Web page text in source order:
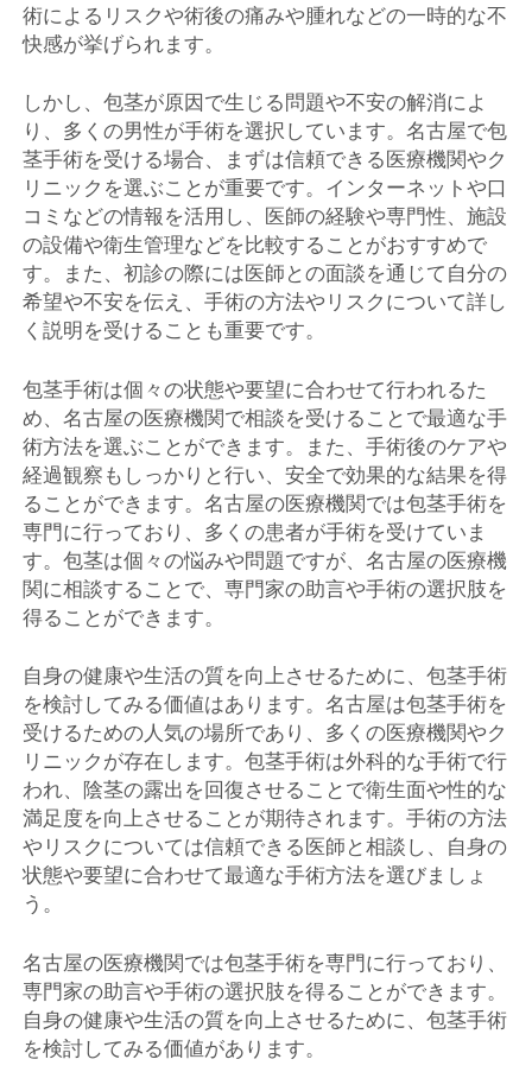
術によるリスクや術後の痛みや腫れなどの一時的な不
快感が挙げられます。
しかし、包茎が原因で生じる問題や不安の解消によ
り、多くの男性が手術を選択しています。名古屋で包
茎手術を受ける場合、まずは信頼できる医療機関やク
リニックを選ぶことが重要です。インターネットや口
コミなどの情報を活用し、医師の経験や専門性、施設
の設備や衛生管理などを比較することがおすすめで
す。また、初診の際には医師との面談を通じて自分の
希望や不安を伝え、手術の方法やリスクについて詳し
く説明を受けることも重要です。
包茎手術は個々の状態や要望に合わせて行われるた
め、名古屋の医療機関で相談を受けることで最適な手
術方法を選ぶことができます。また、手術後のケアや
経過観察もしっかりと行い、安全で効果的な結果を得
ることができます。名古屋の医療機関では包茎手術を
専門に行っており、多くの患者が手術を受けていま
す。包茎は個々の悩みや問題ですが、名古屋の医療機
関に相談することで、専門家の助言や手術の選択肢を
得ることができます。
自身の健康や生活の質を向上させるために、包茎手術
を検討してみる価値はあります。名古屋は包茎手術を
受けるための人気の場所であり、多くの医療機関やク
リニックが存在します。包茎手術は外科的な手術で行
われ、陰茎の露出を回復させることで衛生面や性的な
満足度を向上させることが期待されます。手術の方法
やリスクについては信頼できる医師と相談し、自身の
状態や要望に合わせて最適な手術方法を選びましょ
う。
名古屋の医療機関では包茎手術を専門に行っており、
専門家の助言や手術の選択肢を得ることができます。
自身の健康や生活の質を向上させるために、包茎手術
を検討してみる価値があります。